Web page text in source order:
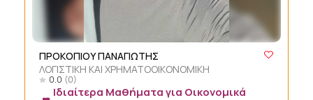
ΠΡΟΚΟΠΙΟΥ ΠΑΝΑΓΙΩΤΗΣ
ΛΟΓΙΣΤΙΚΗ ΚΑΙ ΧΡΗΜΑΤΟΟΙΚΟΝΟΜΙΚΗ
0.0 (0)
Ιδιαίτερα Μαθήματα για Οικονομικά